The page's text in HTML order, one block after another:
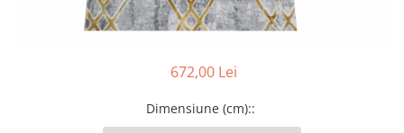
672,00 Lei
Dimensiune (cm)::